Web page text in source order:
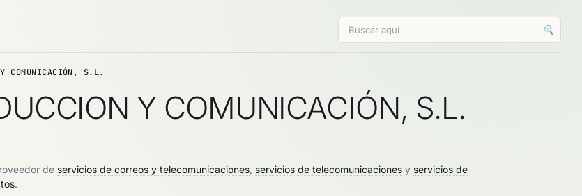
🔍
COMUNICACIÓN, S.L.
Y COMUNICACIÓN, S.L.
de servicios de correos y telecomunicaciones servicios de telecomunicaciones y servicios de
.